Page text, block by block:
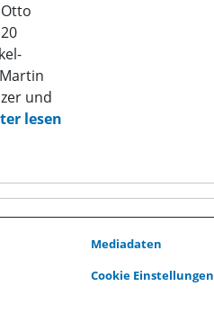
und
Uhr
zu
Tel.
Mediadaten
Cookie Einstellungen